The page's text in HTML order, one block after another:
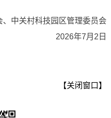
中关村科技园区管理委员会
2026年7月2日
【关闭窗口】